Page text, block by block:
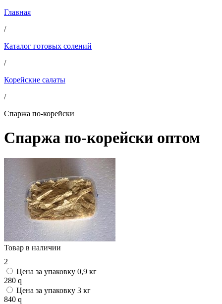
Главная
/
Каталог готовых солений
/
Корейские салаты
/
Спаржа по-корейски
Спаржа по-корейски оптом
Товар в наличии
2
Цена за упаковку 0,9 кг
280 q
Цена за упаковку 3 кг
840 q